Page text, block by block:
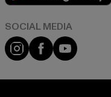
Instagram
FacebookYouTube